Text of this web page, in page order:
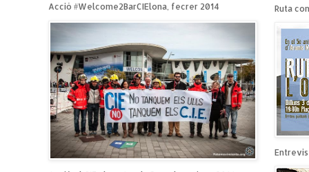
Acció #Welcome2BarCIElona, fecrer 2014 Ruta